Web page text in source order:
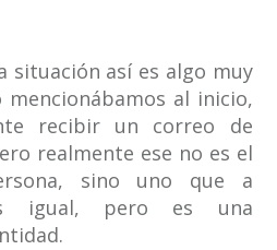
situación así es algo muy
mencionábamos al inicio,
recibir un correo de
realmente ese no es el
sino uno que a
igual, pero es una